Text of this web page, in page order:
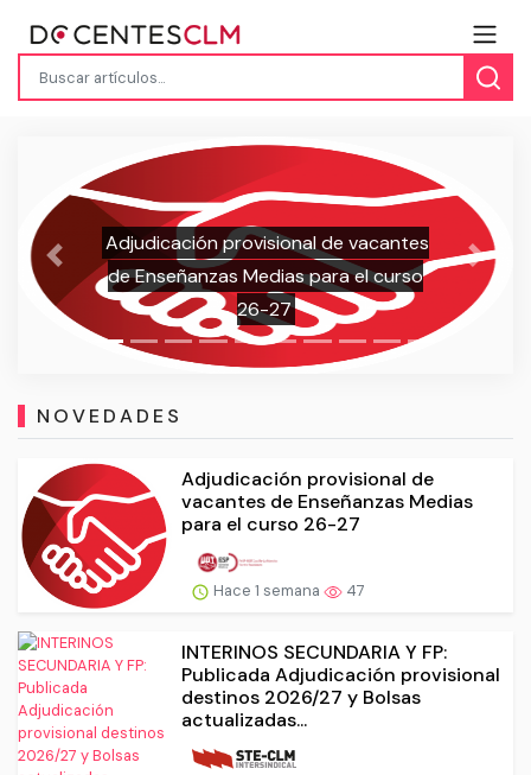
INTERINOS SECUNDARIA Y FP: Publicada
Adjudicación provisional destinos
2026/27 y Bolsas actualizadas
Previous Next
NOVEDADES
Adjudicación provisional de
vacantes de Enseñanzas Medias
para el curso 26-27
Hace 1 semana 47
INTERINOS SECUNDARIA Y FP:
Publicada Adjudicación provisional
destinos 2026/27 y Bolsas
actualizadas...